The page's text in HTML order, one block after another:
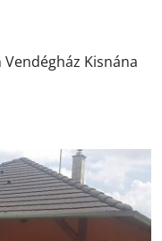
Kisnána